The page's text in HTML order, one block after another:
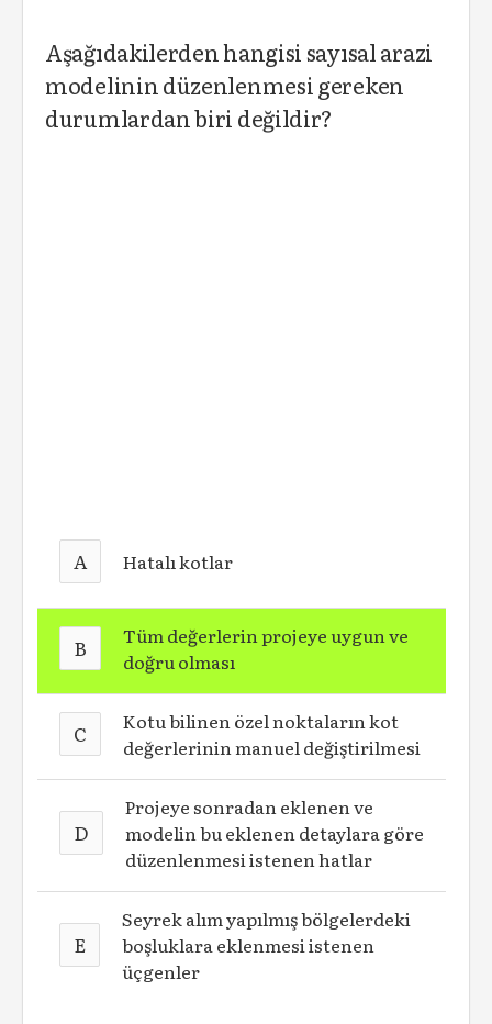
Aşağıdakilerden hangisi sayısal arazi
modelinin düzenlenmesi gereken
durumlardan biri değildir?
A Hatalı kotlar
B
Tüm değerlerin projeye uygun ve
doğru olması
C
Kotu bilinen özel noktaların kot
değerlerinin manuel değiştirilmesi
D
Projeye sonradan eklenen ve
modelin bu eklenen detaylara göre
düzenlenmesi istenen hatlar
E
Seyrek alım yapılmış bölgelerdeki
boşluklara eklenmesi istenen
üçgenler